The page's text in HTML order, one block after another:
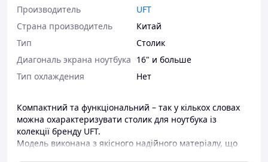
Производитель
UFT
Страна производитель
Китай
Тип
Столик
Диагональ экрана ноутбука 16" и больше
Тип охлаждения
Нет
Компактний та функціональний – так у кількох словах
можна охарактеризувати столик для ноутбука із
колекції бренду UFT.
Модель виконана з якісного надійного матеріалу, що